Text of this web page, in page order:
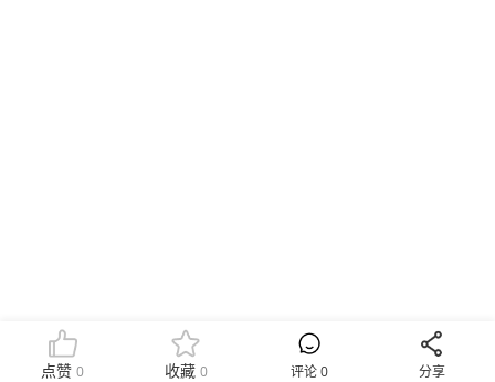
点赞0 收藏 0 评论 0 分享